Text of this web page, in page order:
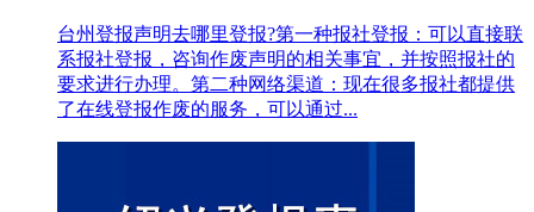
台州登报声明去哪里登报?第一种报社登报：可以直接联
系报社登报，咨询作废声明的相关事宜，并按照报社的
要求进行办理。第二种网络渠道：现在很多报社都提供
了在线登报作废的服务，可以通过...